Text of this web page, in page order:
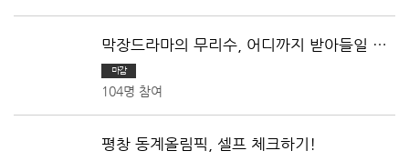
막장드라마의 무리수, 어디까지 받아들일 수
있나
마감
104명 참여
평창 동계올림픽, 셀프 체크하기!